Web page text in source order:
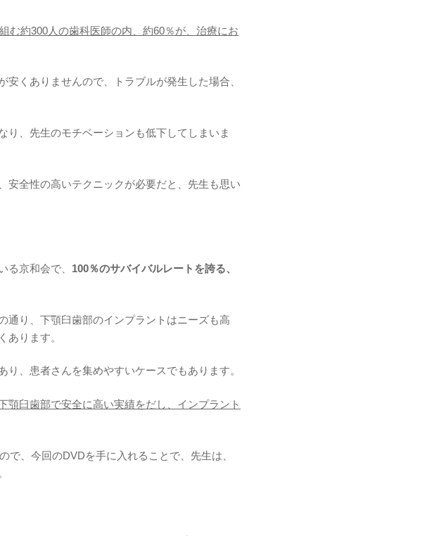
む約300人の歯科医師の内、約60％が、治療にお
くありませんので、トラブルが発生した場合、
り、先生のモチベーションも低下してしまいま
安全性の高いテクニックが必要だと、先生も思い
る京和会で、 100％のサバイバルレートを誇る、
通り、下顎臼歯部のインプラントはニーズも高
あります。
、患者さんを集めやすいケースでもあります。
顎臼歯部で安全に高い実績をだし、インプラント
で、今回のDVDを手に入れることで、先生は、